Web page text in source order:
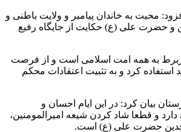
محبت به خاندان پیامبر و ولایت باطنی و
و حضرت علی (ع) حکایت از جایگاه رفیع
به همه امت اسلامی است و از فرصت
استفاده کرد و به تثبیت اعتقادات محکم
بیان کرد: در این ایام احسان و
دارد و قطعا شاد کردن شیعه امیرالمومنین،
حضرت علی (ع) است.